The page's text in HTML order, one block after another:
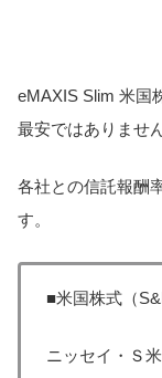
eMAXIS Slim 米国
最安ではありません
各社との信託報酬
す。
■米国株式（
ニッセイ・Ｓ